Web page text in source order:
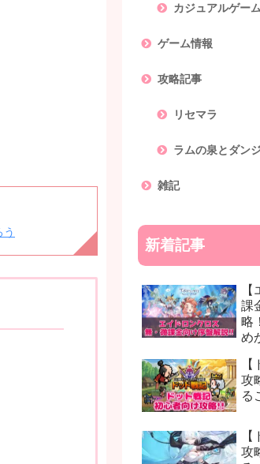
カジュアルゲーム
ゲーム情報
攻略記事
リセマラ
ラムの泉とダン
雑記
新着記事
課
略
め
攻
る
攻